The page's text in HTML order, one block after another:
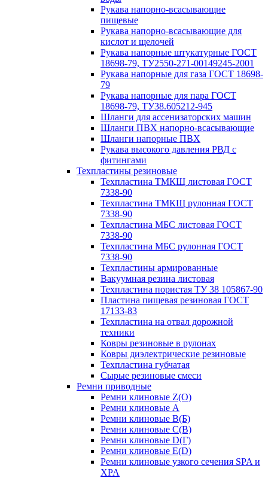
Рукава напорно-всасывающие
пищевые
Рукава напорно-всасывающие для
кислот и щелочей
Рукава напорные штукатурные ГОСТ
18698-79, ТУ2550-271-00149245-2001
Рукава напорные для газа ГОСТ 18698-
79
Рукава напорные для пара ГОСТ
18698-79, ТУ38.605212-945
Шланги для ассенизаторских машин
Шланги ПВХ напорно-всасывающие
Шланги напорные ПВХ
Рукава высокого давления РВД с
фитингами
Техпластины резиновые
Техпластина ТМКЩ листовая ГОСТ
7338-90
Техпластина ТМКЩ рулонная ГОСТ
7338-90
Техпластина МБС листовая ГОСТ
7338-90
Техпластина МБС рулонная ГОСТ
7338-90
Техпластины армированные
Вакуумная резина листовая
Техпластина пористая ТУ 38 105867-90
Пластина пищевая резиновая ГОСТ
17133-83
Техпластина на отвал дорожной
техники
Ковры резиновые в рулонах
Ковры диэлектрические резиновые
Техпластина губчатая
Сырые резиновые смеси
Ремни приводные
Ремни клиновые Z(О)
Ремни клиновые A
Ремни клиновые B(Б)
Ремни клиновые C(В)
Ремни клиновые D(Г)
Ремни клиновые Е(D)
Ремни клиновые узкого сечения SPA и
XPA